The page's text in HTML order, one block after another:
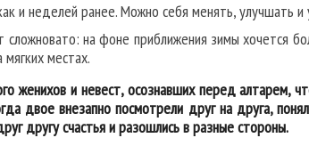
и неделей ранее. Можно себя менять, улучшать и
на фоне приближения зимы хочется
местах.
женихов и невест, осознавших перед алтарем,
двое внезапно посмотрели друг на друга,
другу счастья и разошлись в разные стороны.